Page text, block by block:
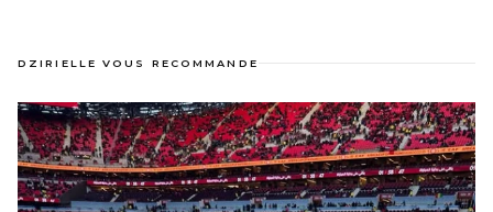
DZIRIELLE VOUS RECOMMANDE